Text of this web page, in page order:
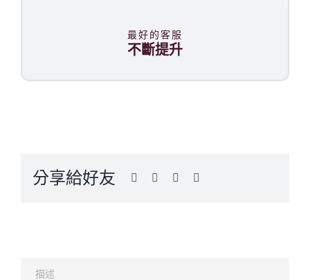
最好的客服
不斷提升
分享給好友
描述